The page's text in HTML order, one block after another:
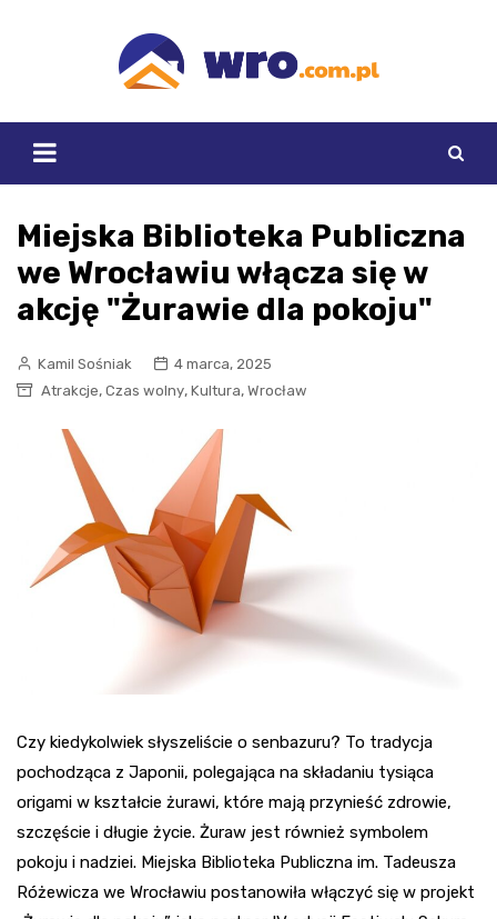
Miejska Biblioteka Publiczna
we Wrocławiu włącza się w
akcję "Żurawie dla pokoju"
Kamil Sośniak
4 marca, 2025
Atrakcje, Czas wolny, Kultura, Wrocław
Czy kiedykolwiek słyszeliście o senbazuru? To tradycja
pochodząca z Japonii, polegająca na składaniu tysiąca
origami w kształcie żurawi, które mają przynieść zdrowie,
szczęście i długie życie. Żuraw jest również symbolem
pokoju i nadziei. Miejska Biblioteka Publiczna im. Tadeusza
Różewicza we Wrocławiu postanowiła włączyć się w projekt